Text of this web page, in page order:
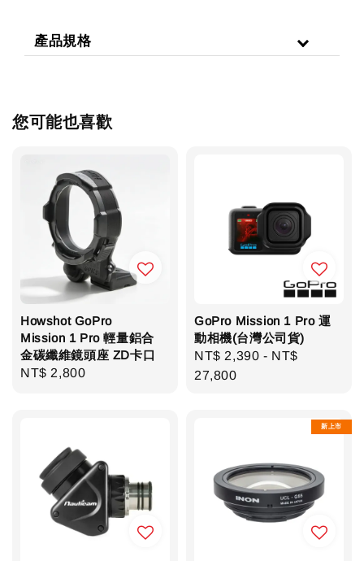
產品規格
您可能也喜歡
Howshot GoPro
Mission 1 Pro 輕量鋁合
金碳纖維鏡頭座 ZD卡口
Regular
NT$ 2,800
GoPro Mission 1 Pro 運
動相機(台灣公司貨)
Regular
price
NT$ 2,390 - NT$
27,800
新上市